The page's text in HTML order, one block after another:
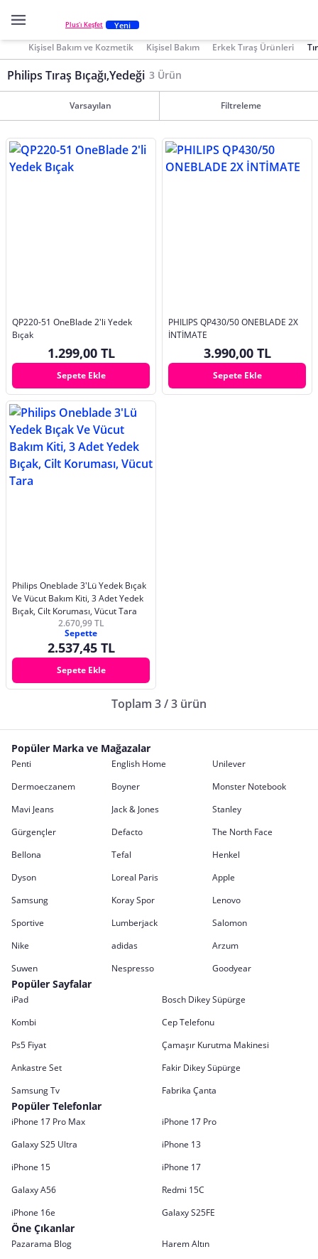
Plus'ı Keşfet Yeni
Kişisel Bakım ve Kozmetik Kişisel Bakım Erkek Tıraş Ürünleri
Philips Tıraş Bıçağı,Yedeği 3 Ürün
Varsayılan Filtreleme
QP220-51 OneBlade 2'li Yedek
Bıçak
1.299,00 TL
Sepete Ekle
PHILIPS QP430/50 ONEBLADE 2X
İNTİMATE
3.990,00 TL
Sepete Ekle
Philips Oneblade 3'Lü Yedek Bıçak
Ve Vücut Bakım Kiti, 3 Adet Yedek
Bıçak, Cilt Koruması, Vücut Tara
2.670,99 TL
Sepette
2.537,45 TL
Sepete Ekle
Toplam 3 / 3 ürün
Popüler Marka ve Mağazalar
Penti English Home
Unilever
Dermoeczanem
Boyner
Monster Notebook
Mavi Jeans
Jack & Jones
Stanley
Gürgençler
Defacto
The North Face
Bellona
Tefal
Henkel
Dyson
Loreal Paris
Apple
Samsung
Koray Spor
Lenovo
Sportive
Lumberjack
Salomon
Nike
adidas
Arzum
Suwen
Nespresso Goodyear
Popüler Sayfalar
iPad
Bosch Dikey Süpürge
Kombi
Cep Telefonu
Ps5 Fiyat
Çamaşır Kurutma Makinesi
Ankastre Set
Fakir Dikey Süpürge
Samsung Tv
Fabrika Çanta
Popüler Telefonlar
iPhone 17 Pro Max
iPhone 17 Pro
Galaxy S25 Ultra
iPhone 13
iPhone 15
iPhone 17
Galaxy A56
Redmi 15C
iPhone 16e
Galaxy S25FE
Öne Çıkanlar
Pazarama Blog
Harem Altın